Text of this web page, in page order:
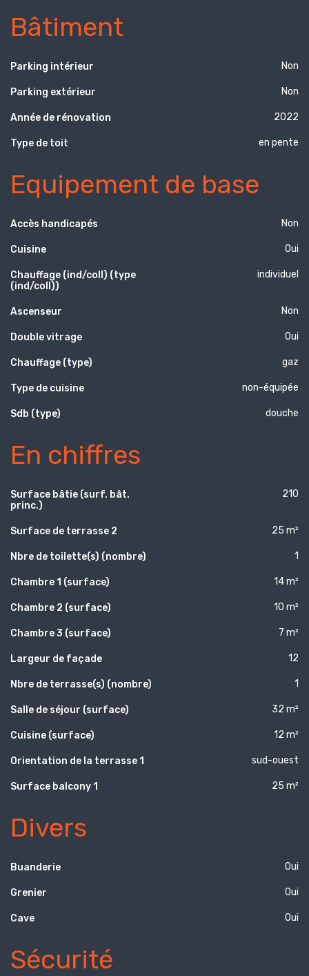
Bâtiment
Parking intérieur Non
Parking extérieur Non
Année de rénovation 2022
Type de toit en pente
Equipement de base
Accès handicapés Non
Cuisine Oui
Chauffage (ind/coll) (type
(ind/coll))
individuel
Ascenseur Non
Double vitrage Oui
Chauffage (type) gaz
Type de cuisine non-équipée
Sdb (type) douche
En chiffres
Surface bâtie (surf. bât.
princ.)
210
Surface de terrasse 2 25 m²
Nbre de toilette(s) (nombre) 1
Chambre 1 (surface) 14 m²
Chambre 2 (surface) 10 m²
Chambre 3 (surface) 7 m²
Largeur de façade 12
Nbre de terrasse(s) (nombre) 1
Salle de séjour (surface) 32 m²
Cuisine (surface) 12 m²
Orientation de la terrasse 1 sud-ouest
Surface balcony 1 25 m²
Divers
Buanderie Oui
Grenier Oui
Cave Oui
Sécurité